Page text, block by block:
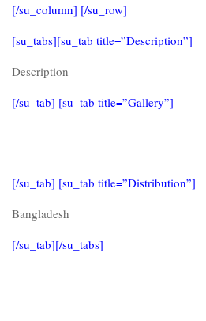
[/su_column] [/su_row]
[su_tabs][su_tab title=”Description”]
Description
[/su_tab] [su_tab title=”Gallery”]
[/su_tab] [su_tab title=”Distribution”]
Bangladesh
[/su_tab][/su_tabs]